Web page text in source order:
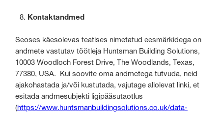
Kontaktandmed
Seoses käesolevas teatises nimetatud eesmärkidega on
andmete vastutav töötleja Huntsman Building Solutions,
10003 Woodloch Forest Drive, The Woodlands, Texas,
77380, USA. Kui soovite oma andmetega tutvuda, neid
ajakohastada ja/või kustutada, vajutage allolevat linki, et
esitada andmesubjekti ligipääsutaotlus
(https://www.huntsmanbuildingsolutions.co.uk/data-